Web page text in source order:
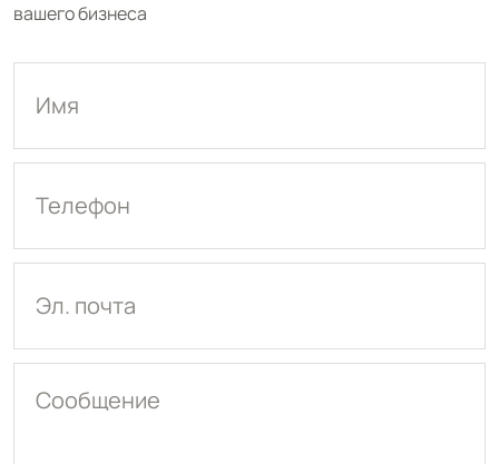
вашего бизнеса
Имя
Телефон
Эл. почта
Сообщение